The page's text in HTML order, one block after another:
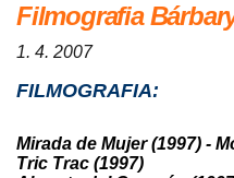
Filmografia
1. 4. 2007
FILMOGRAFIA:
Mirada de Mujer (1997) -
Tric Trac (1997)